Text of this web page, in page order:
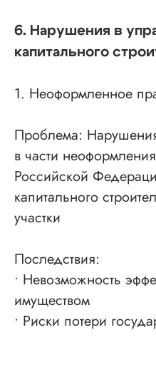
6. Нарушения в
капитального
1. Неоформленное
Проблема:
в части
Российской
капитального
участки
Последствия:
• Невозможность
имуществом
• Риски потери
Напишите нам в
sro@sro-nostroy-nopriz.ru
«А», БЦ «Обуховъ-центр», оф.
8-800-350-88-67
@sro_nostroy_nopriz1